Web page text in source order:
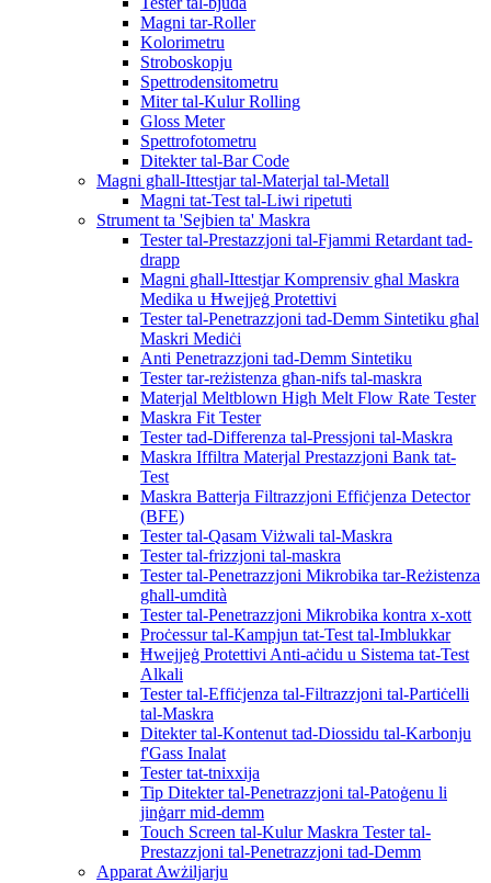
Magni tar-Roller
Kolorimetru
Stroboskopju
Spettrodensitometru
Miter tal-Kulur Rolling
Gloss Meter
Spettrofotometru
Ditekter tal-Bar Code
Magni għall-Ittestjar tal-Materjal tal-Metall
Magni tat-Test tal-Liwi ripetuti
Strument ta 'Sejbien ta' Maskra
Tester tal-Prestazzjoni tal-Fjammi Retardant tad-
drapp
Magni għall-Ittestjar Komprensiv għal Maskra
Medika u Ħwejjeġ Protettivi
Tester tal-Penetrazzjoni tad-Demm Sintetiku għal
Maskri Mediċi
Anti Penetrazzjoni tad-Demm Sintetiku
Tester tar-reżistenza għan-nifs tal-maskra
Materjal Meltblown High Melt Flow Rate Tester
Maskra Fit Tester
Tester tad-Differenza tal-Pressjoni tal-Maskra
Maskra Iffiltra Materjal Prestazzjoni Bank tat-
Test
Maskra Batterja Filtrazzjoni Effiċjenza Detector
(BFE)
Tester tal-Qasam Viżwali tal-Maskra
Tester tal-frizzjoni tal-maskra
Tester tal-Penetrazzjoni Mikrobika tar-Reżistenza
għall-umdità
Tester tal-Penetrazzjoni Mikrobika kontra x-xott
Proċessur tal-Kampjun tat-Test tal-Imblukkar
Ħwejjeġ Protettivi Anti-aċidu u Sistema tat-Test
Alkali
Tester tal-Effiċjenza tal-Filtrazzjoni tal-Partiċelli
tal-Maskra
Ditekter tal-Kontenut tad-Diossidu tal-Karbonju
f'Gass Inalat
Tester tat-tnixxija
Tip Ditekter tal-Penetrazzjoni tal-Patoġenu li
jinġarr mid-demm
Touch Screen tal-Kulur Maskra Tester tal-
Prestazzjoni tal-Penetrazzjoni tad-Demm
Apparat Awżiljarju